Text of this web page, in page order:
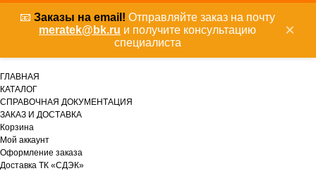
📧 Заказы на email! Отправляйте заказ на почту
meratek@bk.ru и получите консультацию
специалиста
×
ГЛАВНАЯ
КАТАЛОГ
СПРАВОЧНАЯ ДОКУМЕНТАЦИЯ
ЗАКАЗ И ДОСТАВКА
Корзина
Мой аккаунт
Оформление заказа
Доставка ТК «СДЭК»